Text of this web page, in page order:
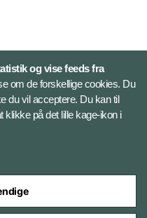
og vise feeds fra
om de forskellige cookies. Du
du vil acceptere. Du kan til
på det lille kage-ikon i